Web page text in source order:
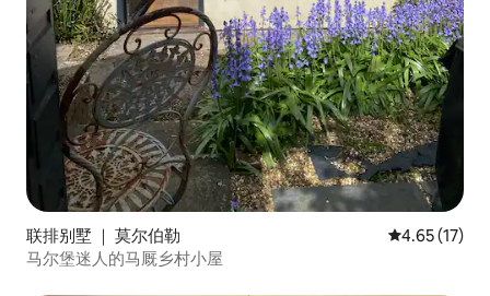
联排别墅 ｜ 莫尔伯勒 平均评分
4.65 (17)
马尔堡迷人的马厩乡村小屋